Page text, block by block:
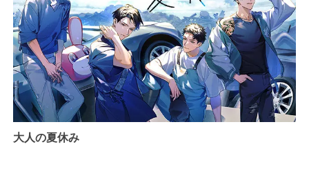
大人の夏休み